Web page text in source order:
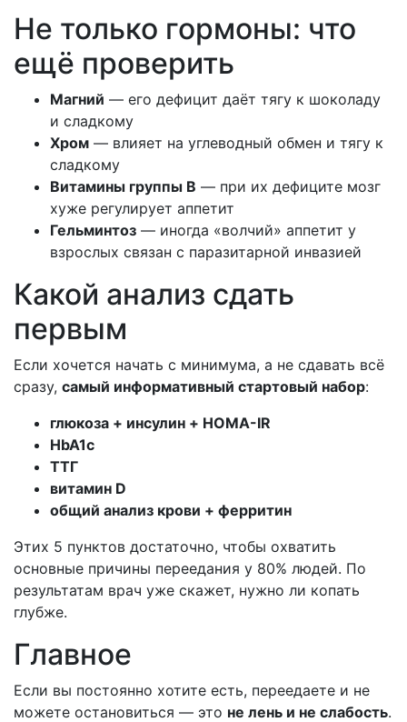
Не только гормоны: что
ещё проверить
Магний — его дефицит даёт тягу к шоколаду
и сладкому
Хром — влияет на углеводный обмен и тягу к
сладкому
Витамины группы B — при их дефиците мозг
хуже регулирует аппетит
Гельминтоз — иногда «волчий» аппетит у
взрослых связан с паразитарной инвазией
Какой анализ сдать
первым
Если хочется начать с минимума, а не сдавать всё
сразу, самый информативный стартовый набор:
глюкоза + инсулин + HOMA-IR
HbA1c
ТТГ
витамин D
общий анализ крови + ферритин
Этих 5 пунктов достаточно, чтобы охватить
основные причины переедания у 80% людей. По
результатам врач уже скажет, нужно ли копать
глубже.
Главное
Если вы постоянно хотите есть, переедаете и не
можете остановиться — это не лень и не слабость.